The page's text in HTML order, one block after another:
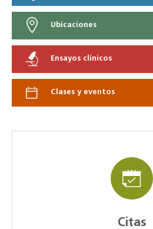
Ubicaciones
Ensayos clínicos
Clases y eventos
Citas